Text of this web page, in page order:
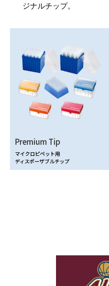
ジナルチップ。
Premium Tip
マイクロピペット用
ディスポーザブルチップ